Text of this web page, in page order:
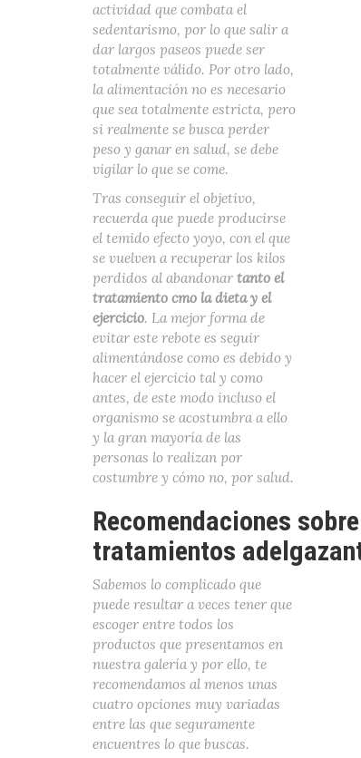
actividad que combata el
sedentarismo, por lo que salir a
dar largos paseos puede ser
totalmente válido. Por otro lado,
la alimentación no es necesario
que sea totalmente estricta, pero
si realmente se busca perder
peso y ganar en salud, se debe
vigilar lo que se come.
Tras conseguir el objetivo,
recuerda que puede producirse
el temido efecto yoyo, con el que
se vuelven a recuperar los kilos
perdidos al abandonar tanto el
tratamiento cmo la dieta y el
ejercicio. La mejor forma de
evitar este rebote es seguir
alimentándose como es debido y
hacer el ejercicio tal y como
antes, de este modo incluso el
organismo se acostumbra a ello
y la gran mayoría de las
personas lo realizan por
costumbre y cómo no, por salud.
Recomendaciones sobre
tratamientos
Sabemos lo complicado que
puede resultar a veces tener que
escoger entre todos los
productos que presentamos en
nuestra galería y por ello, te
recomendamos al menos unas
cuatro opciones muy variadas
entre las que seguramente
encuentres lo que buscas.